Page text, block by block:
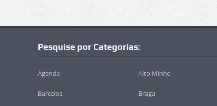
Pesquise por Categorias:
Agenda Alto Minho
Barcelos Braga